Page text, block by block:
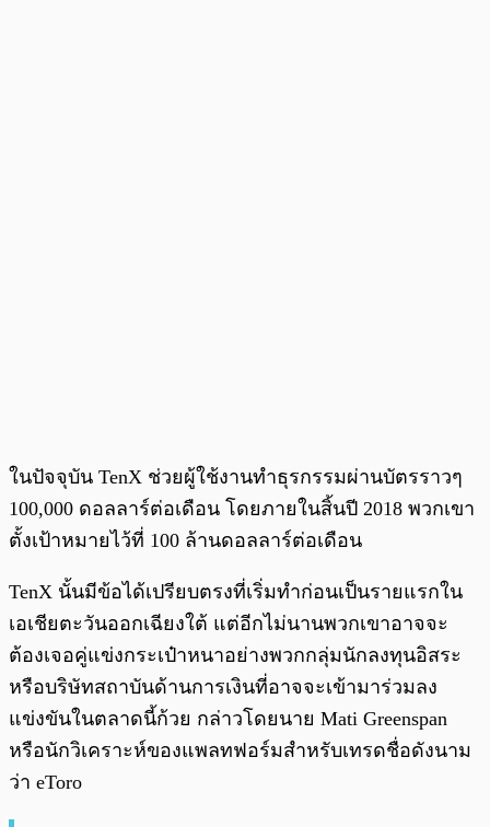
ในปัจจุบัน TenX ช่วยผู้ใช้งานทำธุรกรรมผ่านบัตรราวๆ
100,000 ดอลลาร์ต่อเดือน โดยภายในสิ้นปี 2018 พวกเขา
ตั้งเป้าหมายไว้ที่ 100 ล้านดอลลาร์ต่อเดือน
TenX นั้นมีข้อได้เปรียบตรงที่เริ่มทำก่อนเป็นรายแรกใน
เอเชียตะวันออกเฉียงใต้ แต่อีกไม่นานพวกเขาอาจจะ
ต้องเจอคู่แข่งกระเป๋าหนาอย่างพวกกลุ่มนักลงทุนอิสระ
หรือบริษัทสถาบันด้านการเงินที่อาจจะเข้ามาร่วมลง
แข่งขันในตลาดนี้ก้วย กล่าวโดยนาย Mati Greenspan
หรือนักวิเคราะห์ของแพลทฟอร์มสำหรับเทรดชื่อดังนาม
ว่า eToro